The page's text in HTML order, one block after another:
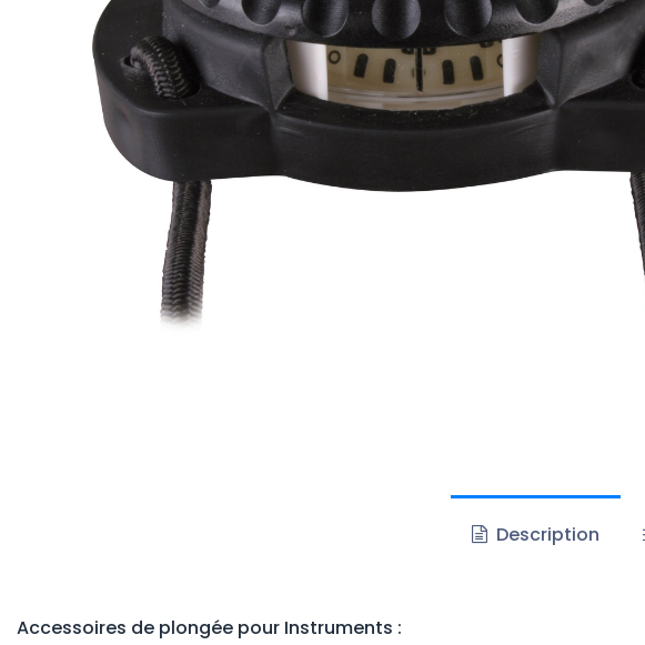
Description
Accessoires de plongée pour Instruments :